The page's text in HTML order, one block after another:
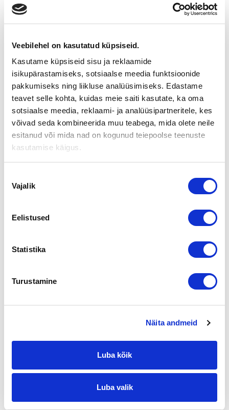
Veebilehel on kasutatud küpsiseid.
Kasutame küpsiseid sisu ja reklaamide
isikupärastamiseks, sotsiaalse meedia funktsioonide
pakkumiseks ning liikluse analüüsimiseks. Edastame
teavet selle kohta, kuidas meie saiti kasutate, ka oma
sotsiaalse meedia, reklaami- ja analüüsipartneritele, kes
võivad seda kombineerida muu teabega, mida olete neile
esitanud või mida nad on kogunud teiepoolse teenuste
kasutamise käigus.
valik
Vajalik
Eelistused
Statistika
Turustamine
Näita andmeid
Luba kõik
Luba valik
UUTUUSKIRJA: ARVOKAS YRITYS –
NÄIN PIDÄT YRITYKSESI
MYYNTIKUNNOSSA
Juha Rantanen, Ari Engblom, Riitta Korpela, Mika
Haavisto, Johanna Haanpää
Arvokas yritys on uutuuskirja, joka jokaisen yrittäjän
kannattaa lukea.
Tämän kirjan lukeminen on tuottava
investointi riippumatta siitä, onko yritys vasta perustettu vai
vuosikymmeniä vanha.
Kirja antaa käytännön ohjeita siitä, kuinka mikä tahansa yritys
voi säilyttää ja kasvattaa arvoaan. Mikään yritys ei ole hyvä
kykenet valmentamaan yrityksesi huippukuntoon
Kirja vastaa selkeästi lukuisiin yrittäjää askarruttaviin
Miten tavoitteet vaikuttavat arvoon?
Miksi yrityksen voitto ei yksin ratkaise yrityksen arvoa?
Miten velalla voi nostaa yrityksen arvoa?
Miten markkinointi kasvattaa yrityksen arvoa?
Miten uudistumalla nostetaan yrityksen arvoa?
rakentamisesta ja ylläpitämisestä sekä tarkastelee kaikkia
keskeisimpiä yrityksen arvoon vaikuttavia tekijöitä. Teksti
yrityskaupoista, arvonmäärityksestä, asiakaspalvelusta,